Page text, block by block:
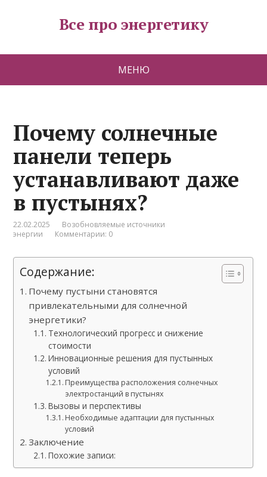
Все про энергетику
МЕНЮ
Почему солнечные
панели теперь
устанавливают даже
в пустынях?
22.02.2025
Возобновляемые источники
энергии
Комментарии: 0
Содержание:
Почему пустыни становятся
привлекательными для солнечной
энергетики?
Технологический прогресс и снижение
стоимости
Инновационные решения для пустынных
условий
Преимущества расположения солнечных
электростанций в пустынях
Вызовы и перспективы
Необходимые адаптации для пустынных
условий
Заключение
Похожие записи: